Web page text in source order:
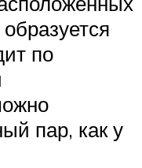
по
пар, как у